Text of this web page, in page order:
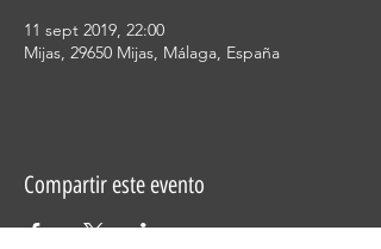
11 sept 2019, 22:00
Mijas, 29650 Mijas, Málaga, España
Compartir este evento